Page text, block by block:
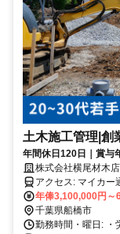
土木施工管理|創
年間休日120日｜賞与
株式会社横尾材木店
アクセス: マ
年俸3,100,000円～
千葉県船橋市
勤務時間・曜日: ・